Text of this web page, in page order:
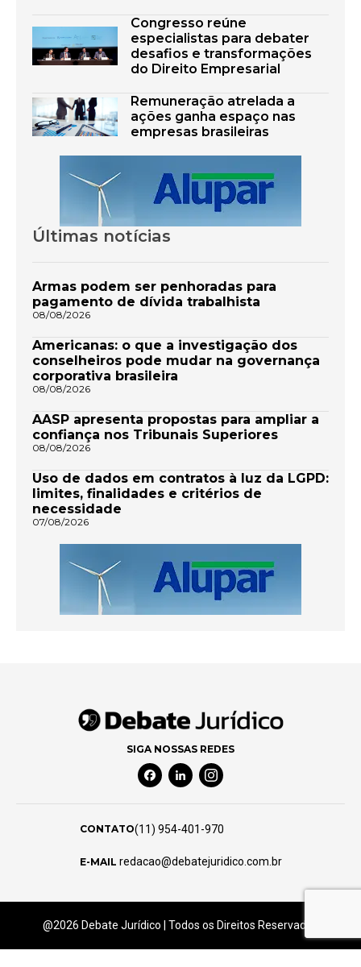
Congresso reúne
especialistas para debater
desafios e transformações
do Direito Empresarial
Remuneração atrelada a
ações ganha espaço nas
empresas brasileiras
Últimas notícias
Armas podem ser penhoradas para
pagamento de dívida trabalhista
08/08/2026
Americanas: o que a investigação dos
conselheiros pode mudar na governança
corporativa brasileira
08/08/2026
AASP apresenta propostas para ampliar a
confiança nos Tribunais Superiores
08/08/2026
Uso de dados em contratos à luz da LGPD:
limites, finalidades e critérios de
necessidade
07/08/2026
SIGA NOSSAS REDES
Facebook Social Media
Linkedin Social Media
Instagram Social Media
CONTATO(11) 954-401-970
E-MAIL redacao@debatejuridico.com.br
@2026 Debate Jurídico | Todos os Direitos Reservados